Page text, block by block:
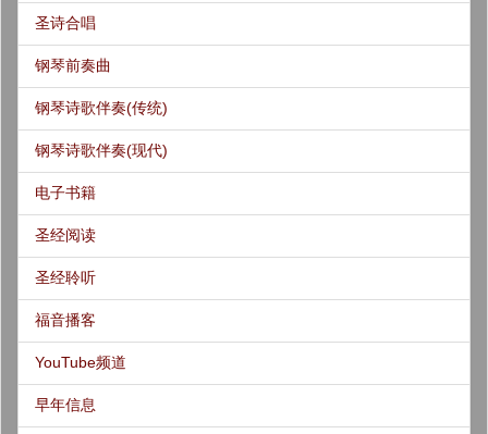
圣诗合唱
钢琴前奏曲
钢琴诗歌伴奏(传统)
钢琴诗歌伴奏(现代)
电子书籍
圣经阅读
圣经聆听
福音播客
YouTube频道
早年信息